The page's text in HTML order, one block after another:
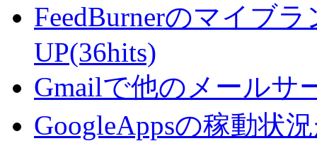
FeedBurnerのマイブ
UP(36hits)
Gmailで他のメールサ
GoogleAppsの稼動状